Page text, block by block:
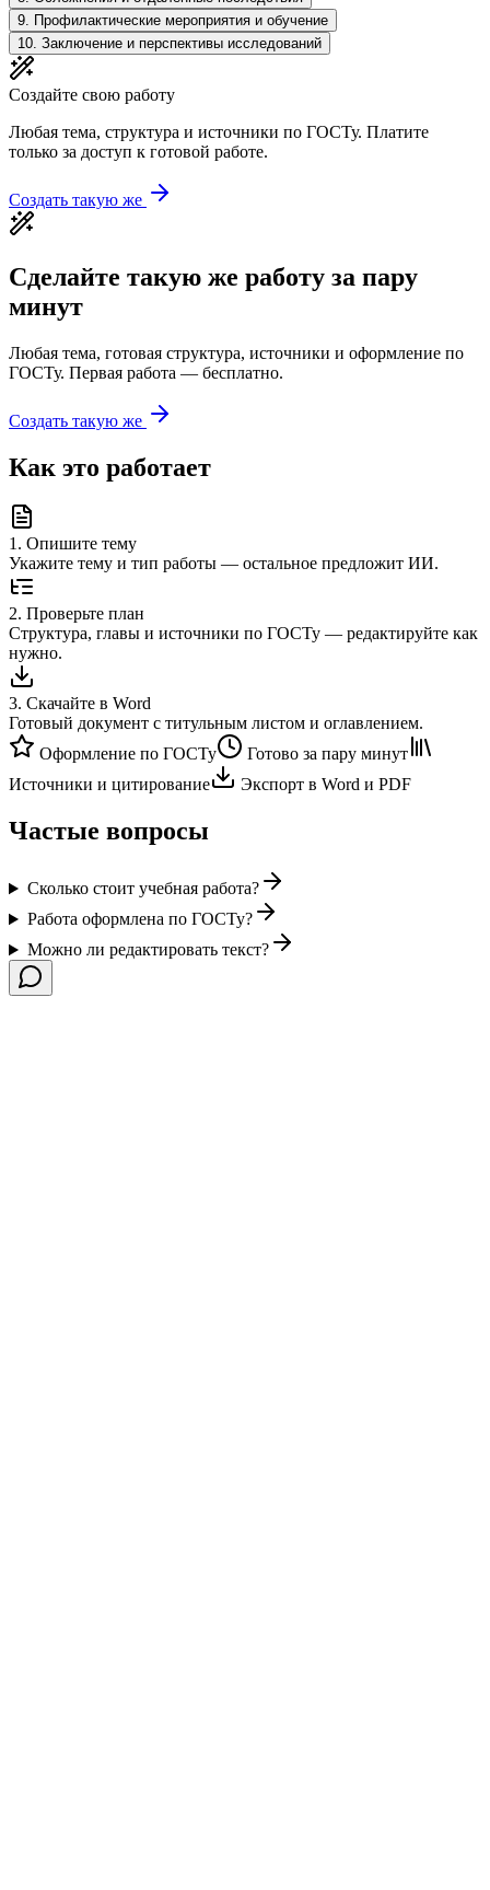
9
Профилактические мероприятия и обучение
10 Заключение и перспективы исследований
Создайте свою работу
Любая тема, структура и источники по ГОСТу. Платите
только за доступ к готовой работе.
Создать такую же
Сделайте такую же работу за пару
минут
Любая тема, готовая структура, источники и оформление по
ГОСТу. Первая работа — бесплатно.
Создать такую же
Как это работает
1. Опишите тему
Укажите тему и тип работы — остальное предложит ИИ.
2. Проверьте план
Структура, главы и источники по ГОСТу — редактируйте как
нужно.
3. Скачайте в Word
Готовый документ с титульным листом и оглавлением.
Оформление по ГОСТу
Готово за пару минут
Источники и цитирование
Экспорт в Word и PDF
Частые вопросы
Сколько стоит учебная работа?
Работа оформлена по ГОСТу?
Можно ли редактировать текст?